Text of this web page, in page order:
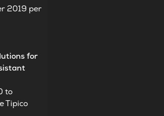
2019 per
for
to
Tipico